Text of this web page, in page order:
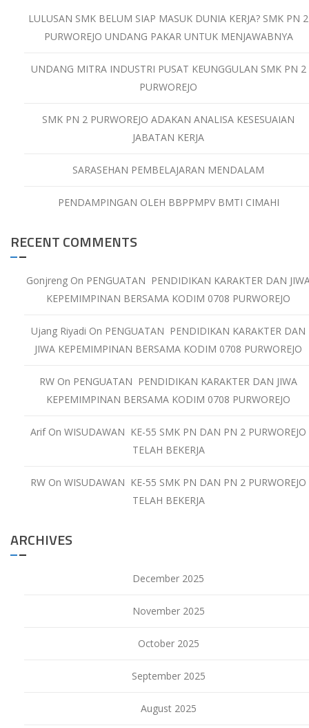
LULUSAN SMK BELUM SIAP MASUK DUNIA KERJA? SMK PN 2
PURWOREJO UNDANG PAKAR UNTUK MENJAWABNYA
UNDANG MITRA INDUSTRI PUSAT KEUNGGULAN SMK PN 2
PURWOREJO
SMK PN 2 PURWOREJO ADAKAN ANALISA KESESUAIAN
JABATAN KERJA
SARASEHAN PEMBELAJARAN MENDALAM
PENDAMPINGAN OLEH BBPPMPV BMTI CIMAHI
RECENT COMMENTS
Gonjreng On PENGUATAN PENDIDIKAN KARAKTER DAN
KEPEMIMPINAN BERSAMA KODIM 0708 PURWOREJO
Ujang Riyadi On PENGUATAN PENDIDIKAN KARAKTER DAN
JIWA KEPEMIMPINAN BERSAMA KODIM 0708 PURWOREJO
RW On PENGUATAN PENDIDIKAN KARAKTER DAN JIWA
KEPEMIMPINAN BERSAMA KODIM 0708 PURWOREJO
ArifOn WISUDAWAN KE-55 SMK PN DAN PN 2 PURWOREJO
TELAH BEKERJA
RW On WISUDAWAN KE-55 SMK PN DAN PN 2 PURWOREJO
TELAH BEKERJA
ARCHIVES
December 2025
November 2025
October 2025
September 2025
August 2025